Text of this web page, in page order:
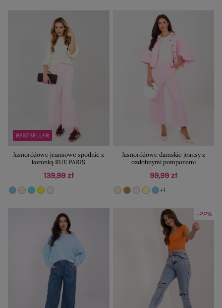
BESTSELLER
Jasnoróżowe jeansowe spodnie z
koronką RUE PARIS
139,99 zł
Jasnoróżowe damskie jeansy z
ozdobnymi pomponami
99,99 zł
+1
-22%